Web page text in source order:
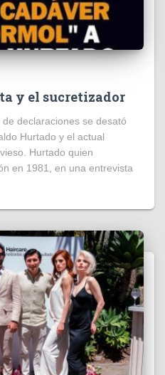
y el sucretizador
declaraciones se desató
Hurtado y el actual
Hurtado quien
en 1981, en una entrevista